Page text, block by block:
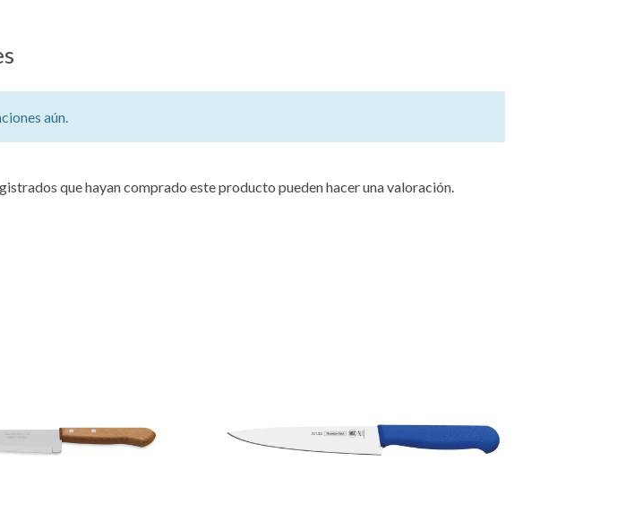
aún.
que hayan comprado este producto pueden hacer una valoración.